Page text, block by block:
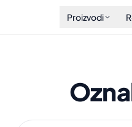
Proizvodi